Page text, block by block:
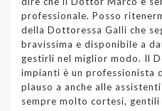
professionale. Posso
della Dottoressa Galli che
bravissima e disponibile a
gestirli nel miglior modo. Il
impianti è un professionista
plauso a anche alle
sempre molto cortesi,